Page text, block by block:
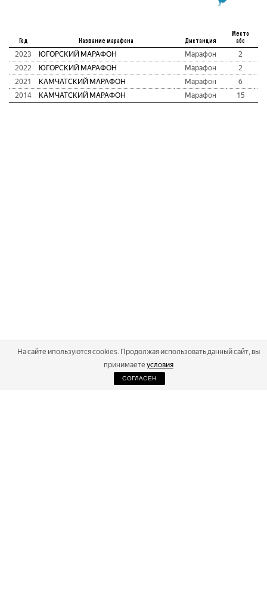
Год Название марафона Дистанция
Место
абс
2023 ЮГОРСКИЙ МАРАФОН Марафон 2
2022
ЮГОРСКИЙ МАРАФОН Марафон 2
2021
КАМЧАТСКИЙ МАРАФОН Марафон 6
2014
КАМЧАТСКИЙ МАРАФОН Марафон 15
На сайте ипользуются cookies. Продолжая использовать данный сайт, вы
принимаете условия
СОГЛАСЕН